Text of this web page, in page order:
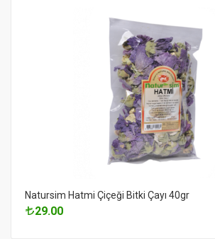
Natursim Hatmi Çiçeği Bitki Çayı 40gr
29.00